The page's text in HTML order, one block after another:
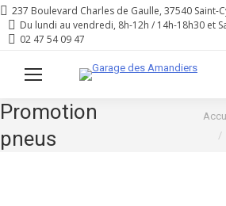
237 Boulevard Charles de Gaulle, 37540 Saint-
Du lundi au vendredi, 8h-12h / 14h-18h30 et
02 47 54 09 47
Promotion
pneus